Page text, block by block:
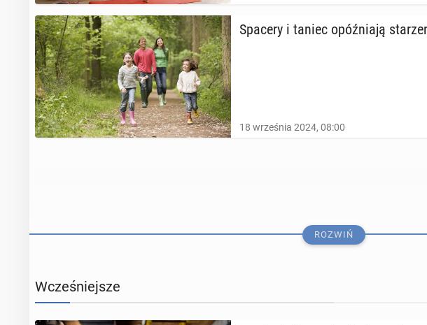
Spacery i taniec opóź­nia­ją
18 września 2024, 08:00
ROZWIŃ
Wcześniejsze